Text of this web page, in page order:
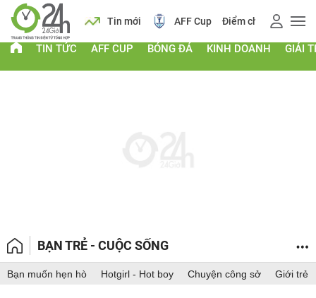
Tin mới AFF Cup Điểm chuẩn 2026 Giá vàng
TIN TỨC AFF CUP BÓNG ĐÁ KINH DOANH GIẢI
BẠN TRẺ - CUỘC SỐNG
Bạn muốn hẹn hò Hotgirl - Hot boy Chuyện công sở Giới trẻ